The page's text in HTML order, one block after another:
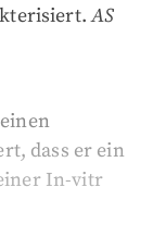
AS
dass er ein
In-vitr